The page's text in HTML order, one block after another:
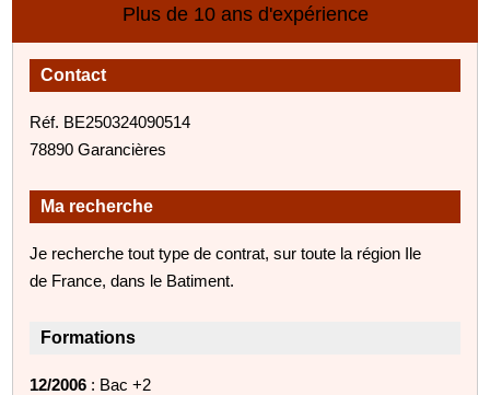
Plus de 10 ans d'expérience
Contact
Réf. BE250324090514
78890 Garancières
Ma recherche
Je recherche tout type de contrat, sur toute la région Ile
de France, dans le Batiment.
Formations
12/2006 : Bac +2